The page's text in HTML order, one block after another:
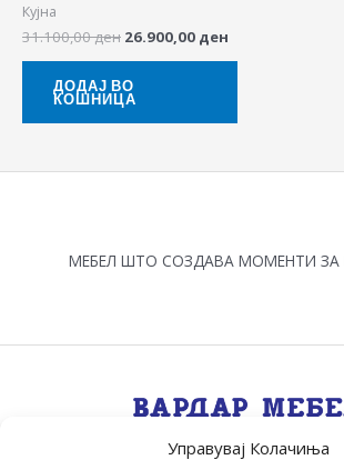
Управувај Колачиња
Кујна
31.100,00ден 26.900,00 ден
ДОДАЈ ВО
КОШНИЦА
МЕБЕЛ ШТО СОЗДАВА МОМЕНТИ ЗА